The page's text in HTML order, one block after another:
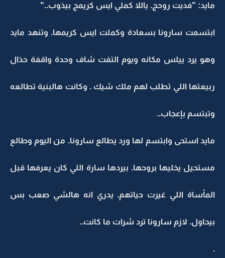
مايد: "فديت روحج. ياللا كملي ايس كريمج بيذوب.."
ابتسمت سارونا بسعادة وكملت ايس كريمها. وتنهد مايد
وهو يرد ييلس مكانه ويوم التفت شاف وحدة واقفة حذال
ربيعتها اللي تطلب لهم ملك شيك . وكانت هالبنية تطالعه
وتبتسم بإعجاب..
مايد استحى وابتسم لها ورد يطالع سارونا. من اليوم وطالع
مستحيل يخليها بروحها. بيردها سارة اللي كان يعرفها قبل
المأساة اللي غيرت حياتهم. يدري انه هالشي صعب بس
بيحاول. لازم سارونا ترد شرات ما كانت..
.